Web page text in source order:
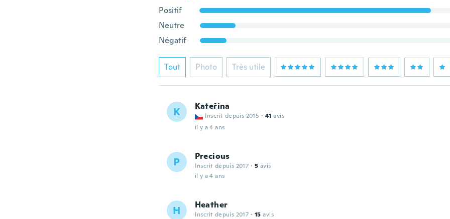
Positif
Neutre
Négatif
Tout Photo Très utile
K Kateřina
Inscrit depuis 2015 · 41 avis
il y a 4 ans
P Precious
Inscrit depuis 2017 · 5 avis
il y a 4 ans
H Heather
Inscrit depuis 2017 · 15 avis